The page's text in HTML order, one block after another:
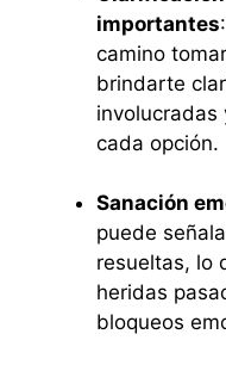
importantes
camino
brindarte
involucradas
cada opción.
Sanación
puede
resueltas, lo
heridas
bloqueos